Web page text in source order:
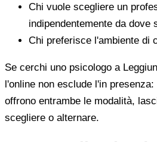
Chi vuole scegliere un
indipendentemente da dove
Chi preferisce l'ambiente di
Se cerchi uno psicologo a
l'online non esclude l'in
offrono entrambe le modalità,
scegliere o alternare.